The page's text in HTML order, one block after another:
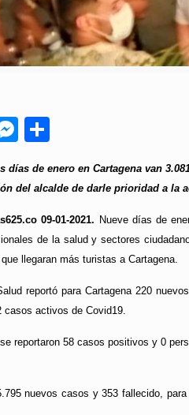
Messenger
Compartir
días de enero en Cartagena van
del alcalde de darle prioridad a la
09-01-2021. Nueve días de
de la salud y sectores
llegaran más turistas a Cartagena.
reportó para Cartagena 220
activos de Covid19.
reportaron 58 casos positivos y 0
nuevos casos y 353 fallecido,